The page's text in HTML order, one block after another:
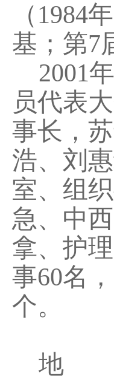
（1984
基；第7
2001
员代表
事长，
浩、刘
室、组
急、中
拿、护
事60名
个。
地 址